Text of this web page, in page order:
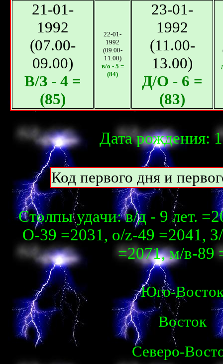
21-01-
1992
(07.00-
09.00)
В/З - 4 =
(85)
22-01-
1992
(09.00-
11.00)
в/о - 5 =
(84)
23-01-
1992
(11.00-
13.00)
Д/О - 6 =
(83)
Дата рождения:
Код первого дня и
Столпы удачи: в/д - 9 лет.
О-39 =2031, о/z-49 =2041,
=2071, м/в-89
Юго-
Восток
Северо-